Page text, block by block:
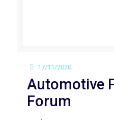
17/11/2020
Automotive
Forum